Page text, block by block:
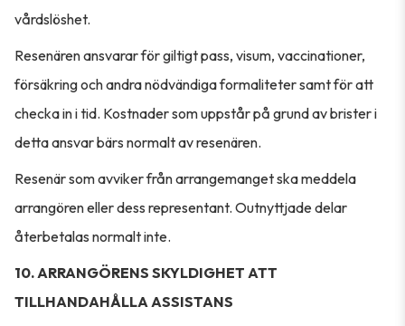
vårdslöshet.
Resenären ansvarar för giltigt pass, visum, vaccinationer,
försäkring och andra nödvändiga formaliteter samt för att
checka in i tid. Kostnader som uppstår på grund av brister i
detta ansvar bärs normalt av resenären.
Resenär som avviker från arrangemanget ska meddela
arrangören eller dess representant. Outnyttjade delar
återbetalas normalt inte.
10. ARRANGÖRENS SKYLDIGHET ATT
TILLHANDAHÅLLA ASSISTANS